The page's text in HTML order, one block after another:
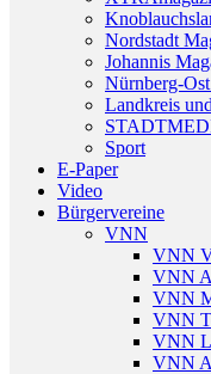
Nordstadt
Johannis
Nürnberg-
Landkreis
Sport
E-Paper
Video
Bürgervereine
VNN
VNN
VNN
VNN
VNN
VNN
VNN